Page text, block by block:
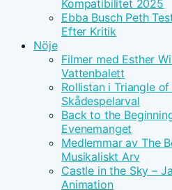
Kompatibilitet 2025
Ebba Busch Peth
Efter Kritik
Nöje
Filmer med Esther
Vattenbalett
Rollistan i Triangle
Skådespelarval
Back to the
Evenemanget
Medlemmar av The
Musikaliskt Arv
Castle in the Sky –
Animation